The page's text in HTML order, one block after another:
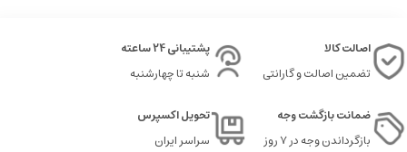
اصالت کالا
تضمین اصالت و گارانتی
پشتیبانی 24 ساعته
شنبه تا چهارشنبه
ضمانت بازگشت وجه
بازگرداندن وجه در ۷ روز
تحویل اکسپرس
سراسر ایران